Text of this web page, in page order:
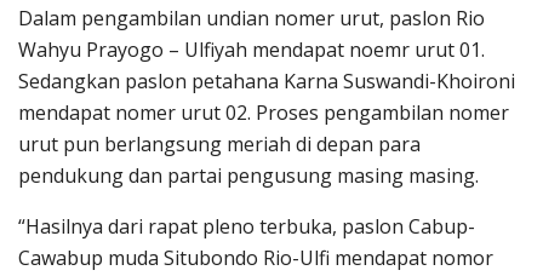
Dalam pengambilan undian nomer urut, paslon Rio
Wahyu Prayogo – Ulfiyah mendapat noemr urut 01.
Sedangkan paslon petahana Karna Suswandi-Khoironi
mendapat nomer urut 02. Proses pengambilan nomer
urut pun berlangsung meriah di depan para
pendukung dan partai pengusung masing masing.
“Hasilnya dari rapat pleno terbuka, paslon Cabup-
Cawabup muda Situbondo Rio-Ulfi mendapat nomor